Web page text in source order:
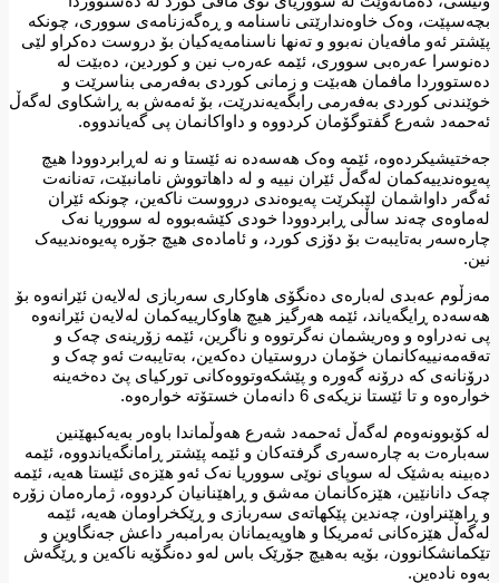
بچەسپێت، وەک خاوەندارێتی ناسنامە و ڕەگەزنامەی سووری، چونکە
پێشتر ئەو مافەیان نەبوو و تەنها ناسنامەیەکیان بۆ دروست دەکراو لێی
دەنوسرا عەرەبی سووری، ئێمە عەرەب نین و کوردین، دەبێت لە
دەستووردا مافمان هەبێت و زمانی کوردی بەفەرمی بناسرێت و
خوێندنی کوردی بەفەرمی رابگەیەندرێت، بۆ ئەمەش بە ڕاشکاوی لەگەڵ
ئەحمەد شەرع گفتوگۆمان کردووە و داواکانمان پی گەیاندووە.
جەختیشیکردەوە، ئێمە وەک هەسەدە نە ئێستا و نە لەڕابردوودا هیچ
پەیوەندییەکمان لەگەڵ ئێران نییە و لە داهاتووش نامانبێت، تەنانەت
ئەگەر داواشمان لێبکرێت پەیوەندی درووست ناکەین، چونکە ئێران
لەماوەی چەند ساڵی ڕابردوودا خودی کێشەبووە لە سووریا نەک
چارەسەر بەتایبەت بۆ دۆزی کورد، و ئامادەی هیچ جۆرە پەیوەندییەک
نین.
مەزڵوم عەبدی لەبارەی دەنگۆی هاوکاری سەربازی لەلایەن ئێرانەوە بۆ
هەسەدە ڕایگەیاند، ئێمە هەرگیز هیچ هاوکارییەکمان لەلایەن ئێرانەوە
پی نەدراوە و وەریشمان نەگرتووە و ناگرین، ئێمە زۆرینەی چەک و
تەقەمەنییەکانمان خۆمان دروستیان دەکەین، بەتایبەت ئەو چەک و
درۆنانەی کە درۆنە گەورە و پێشکەوتووەکانی تورکیای پێ دەخەینە
خوارەوە و تا ئێستا نزیکەی 6 دانەمان خستۆتە خوارەوە.
لە کۆبوونەوەم لەگەڵ ئەحمەد شەرع هەوڵماندا باوەر بەیەکبهێنین
سەبارەت بە چارەسەری گرفتەکان و ئێمە پێشتر ڕامانگەیاندووە، ئێمە
دەبینە بەشێک لە سوپای نوێی سووریا نەک ئەو هێزەی ئێستا هەیە، ئێمە
چەک دانانێین، هێزەکانمان مەشق و ڕاهێنانیان کردووە، ژمارەمان زۆرە
و ڕاهێنراون، چەندین پێکهاتەی سەربازی و ڕێکخراومان هەیە، ئێمە
لەگەڵ هێزەکانی ئەمریکا و هاوپەیمانان بەرامبەر داعش جەنگاوین و
تێکمانشکانوون، بۆیە بەهیچ جۆرێک باس لەو دەنگۆیە ناکەین و ڕێگەش
بەوە نادەین.